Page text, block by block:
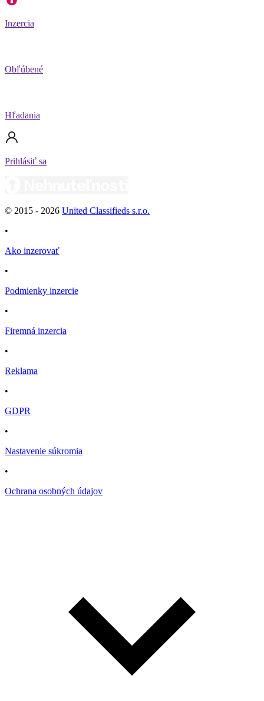
Inzercia
Obľúbené
Hľadania
Prihlásiť sa
© 2015 - 2026 United Classifieds s.r.o.
•
Ako inzerovať
•
Podmienky inzercie
•
Firemná inzercia
•
Reklama
•
GDPR
•
Nastavenie súkromia
•
Ochrana osobných údajov